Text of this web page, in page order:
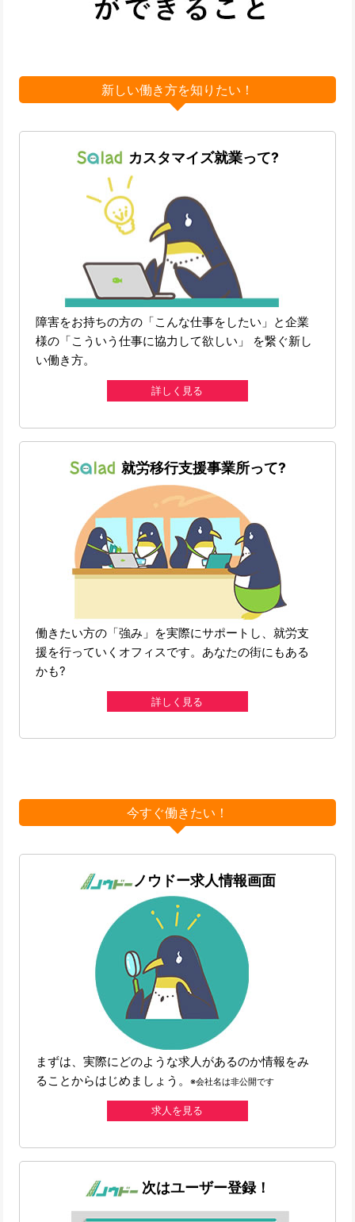
新しい働き方を知りたい！
カスタマイズ就業って?
障害をお持ちの方の「こんな仕事をしたい」と企業
様の「こういう仕事に協力して欲しい」 を繋ぐ新し
い働き方。
詳しく見る
就労移行支援事業所って?
働きたい方の「強み」を実際にサポートし、就労支
援を行っていくオフィスです。あなたの街にもある
かも?
詳しく見る
今すぐ働きたい！
ノウドー求人情報画面
まずは、実際にどのような求人があるのか情報をみ
ることからはじめましょう。※会社名は非公開です
求人を見る
次はユーザー登録！